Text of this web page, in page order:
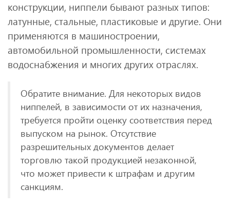
конструкции, ниппели бывают разных типов:
латунные, стальные, пластиковые и другие. Они
применяются в машиностроении,
автомобильной промышленности, системах
водоснабжения и многих других отраслях.
Обратите внимание. Для некоторых видов
ниппелей, в зависимости от их назначения,
требуется пройти оценку соответствия перед
выпуском на рынок. Отсутствие
разрешительных документов делает
торговлю такой продукцией незаконной,
что может привести к штрафам и другим
санкциям.